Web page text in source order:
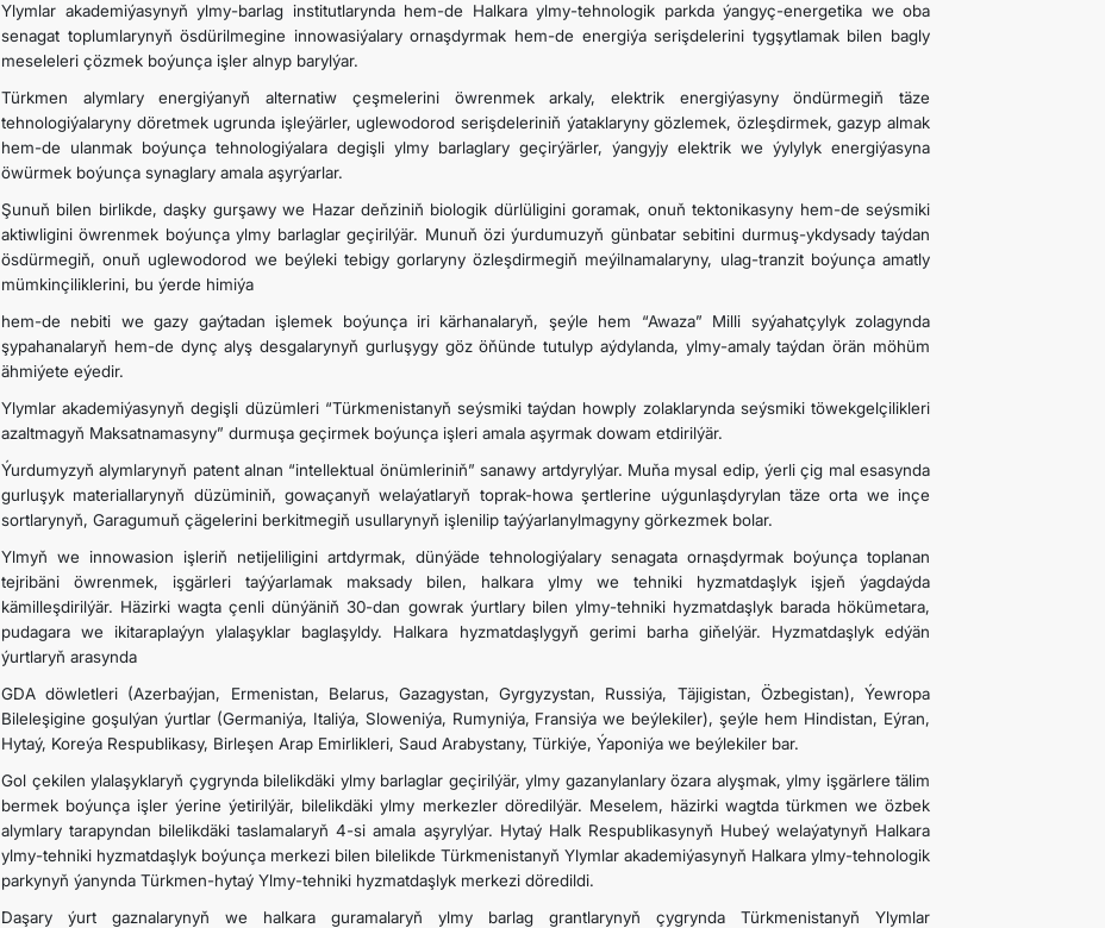
Ylymlar akademiýasynyň ylmy-barlag institutlarynda hem-de Halkara ylmy-tehnologik parkda ýangyç-energetika we oba
senagat toplumlarynyň ösdürilmegine innowasiýalary ornaşdyrmak hem-de energiýa serişdelerini tygşytlamak bilen bagly
meseleleri çözmek boýunça işler alnyp barylýar.
Türkmen alymlary energiýanyň alternatiw çeşmelerini öwrenmek arkaly, elektrik energiýasyny öndürmegiň täze
tehnologiýalaryny döretmek ugrunda işleýärler, uglewodorod serişdeleriniň ýataklaryny gözlemek, özleşdirmek, gazyp almak
hem-de ulanmak boýunça tehnologiýalara degişli ylmy barlaglary geçirýärler, ýangyjy elektrik we ýylylyk energiýasyna
öwürmek boýunça synaglary amala aşyrýarlar.
Şunuň bilen birlikde, daşky gurşawy we Hazar deňziniň biologik dürlüligini goramak, onuň tektonikasyny hem-de seýsmiki
aktiwligini öwrenmek boýunça ylmy barlaglar geçirilýär. Munuň özi ýurdumuzyň günbatar sebitini durmuş-ykdysady taýdan
ösdürmegiň, onuň uglewodorod we beýleki tebigy gorlaryny özleşdirmegiň meýilnamalaryny, ulag-tranzit boýunça amatly
mümkinçiliklerini, bu ýerde himiýa
hem-de nebiti we gazy gaýtadan işlemek boýunça iri kärhanalaryň, şeýle hem “Awaza” Milli syýahatçylyk zolagynda
şypahanalaryň hem-de dynç alyş desgalarynyň gurluşygy göz öňünde tutulyp aýdylanda, ylmy-amaly taýdan örän möhüm
ähmiýete eýedir.
Ylymlar akademiýasynyň degişli düzümleri “Türkmenistanyň seýsmiki taýdan howply zolaklarynda seýsmiki töwekgelçilikleri
azaltmagyň Maksatnamasyny” durmuşa geçirmek boýunça işleri amala aşyrmak dowam etdirilýär.
Ýurdumyzyň alymlarynyň patent alnan “intellektual önümleriniň” sanawy artdyrylýar. Muňa mysal edip, ýerli çig mal esasynda
gurluşyk materiallarynyň düzüminiň, gowaçanyň welaýatlaryň toprak-howa şertlerine uýgunlaşdyrylan täze orta we inçe
sortlarynyň, Garagumuň çägelerini berkitmegiň usullarynyň işlenilip taýýarlanylmagyny görkezmek bolar.
Ylmyň we innowasion işleriň netijeliligini artdyrmak, dünýäde tehnologiýalary senagata ornaşdyrmak boýunça toplanan
tejribäni öwrenmek, işgärleri taýýarlamak maksady bilen, halkara ylmy we tehniki hyzmatdaşlyk işjeň ýagdaýda
kämilleşdirilýär. Häzirki wagta çenli dünýäniň 30-dan gowrak ýurtlary bilen ylmy-tehniki hyzmatdaşlyk barada hökümetara,
pudagara we ikitaraplaýyn ylalaşyklar baglaşyldy. Halkara hyzmatdaşlygyň gerimi barha giňelýär. Hyzmatdaşlyk edýän
ýurtlaryň arasynda
GDA döwletleri (Azerbaýjan, Ermenistan, Belarus, Gazagystan, Gyrgyzystan, Russiýa, Täjigistan, Özbegistan), Ýewropa
Bileleşigine goşulýan ýurtlar (Germaniýa, Italiýa, Sloweniýa, Rumyniýa, Fransiýa we beýlekiler), şeýle hem Hindistan, Eýran,
Hytaý, Koreýa Respublikasy, Birleşen Arap Emirlikleri, Saud Arabystany, Türkiýe, Ýaponiýa we beýlekiler bar.
Gol çekilen ylalaşyklaryň çygrynda bilelikdäki ylmy barlaglar geçirilýär, ylmy gazanylanlary özara alyşmak, ylmy işgärlere tälim
bermek boýunça işler ýerine ýetirilýär, bilelikdäki ylmy merkezler döredilýär. Meselem, häzirki wagtda türkmen we özbek
alymlary tarapyndan bilelikdäki taslamalaryň 4-si amala aşyrylýar. Hytaý Halk Respublikasynyň Hubeý welaýatynyň Halkara
ylmy-tehniki hyzmatdaşlyk boýunça merkezi bilen bilelikde Türkmenistanyň Ylymlar akademiýasynyň Halkara ylmy-tehnologik
parkynyň ýanynda Türkmen-hytaý Ylmy-tehniki hyzmatdaşlyk merkezi döredildi.
Daşary ýurt gaznalarynyň we halkara guramalaryň ylmy barlag grantlarynyň çygrynda Türkmenistanyň Ylymlar